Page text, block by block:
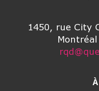
1450, rue City
Montréal